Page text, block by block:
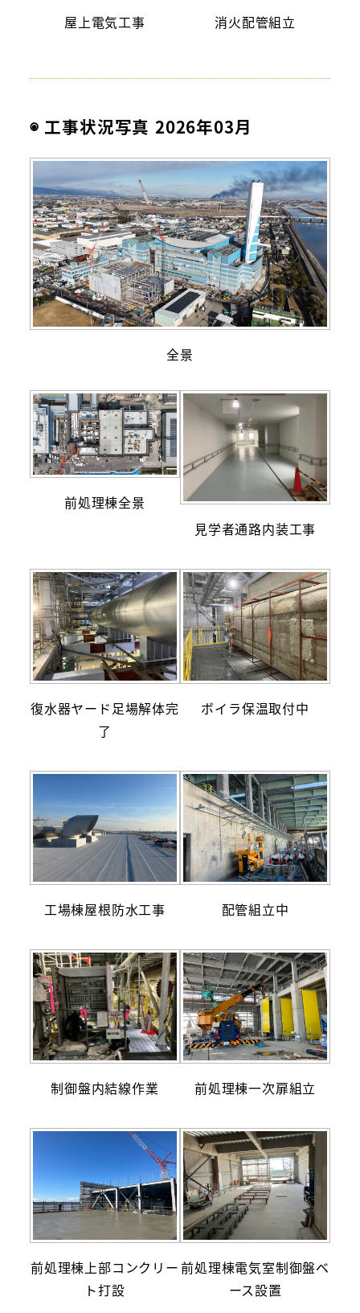
屋上電気工事 消火配管組立
◉ 工事状況写真 2026年03月
全景
前処理棟全景
見学者通路内装工事
復水器ヤード足場解体完
了
ボイラ保温取付中
工場棟屋根防水工事 配管組立中
制御盤内結線作業 前処理棟一次扉組立
前処理棟上部コンクリー
ト打設
前処理棟電気室制御盤ベ
ース設置